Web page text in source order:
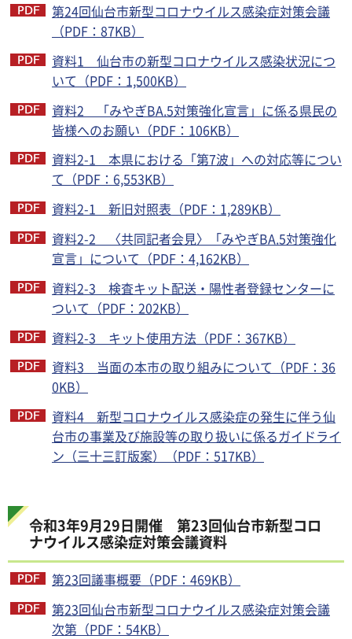
第24回仙台市新型コロナウイルス感染症対策会議
（PDF：87KB）
資料1 仙台市の新型コロナウイルス感染状況につ
いて（PDF：1,500KB）
資料2 「みやぎBA.5対策強化宣言」に係る県民の
皆様へのお願い（PDF：106KB）
資料2-1 本県における「第7波」への対応等につい
て（PDF：6,553KB）
資料2-1 新旧対照表（PDF：1,289KB）
資料2-2 〈共同記者会見〉「みやぎBA.5対策強化
宣言」について（PDF：4,162KB）
資料2-3 検査キット配送・陽性者登録センターに
ついて（PDF：202KB）
資料2-3 キット使用方法（PDF：367KB）
資料3 当面の本市の取り組みについて（PDF：36
0KB）
資料4 新型コロナウイルス感染症の発生に伴う仙
台市の事業及び施設等の取り扱いに係るガイドライ
ン（三十三訂版案）（PDF：517KB）
令和3年9月29日開催 第23回仙台市新型コロ
ナウイルス感染症対策会議資料
第23回議事概要（PDF：469KB）
第23回仙台市新型コロナウイルス感染症対策会議
次第（PDF：54KB）